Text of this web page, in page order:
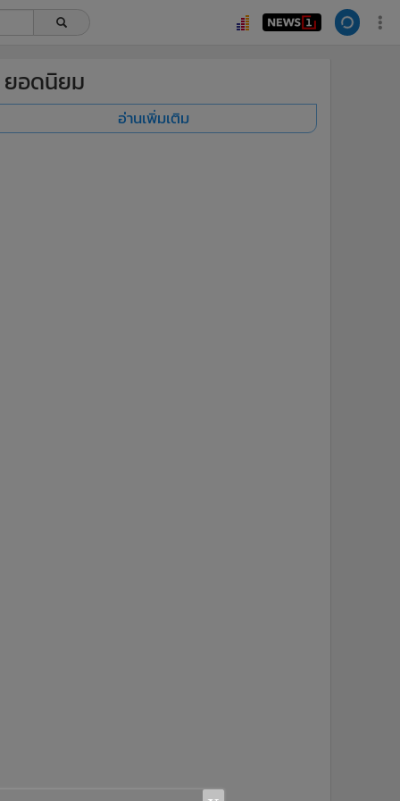
ยอดนิยม
อ่านเพิ่มเติม